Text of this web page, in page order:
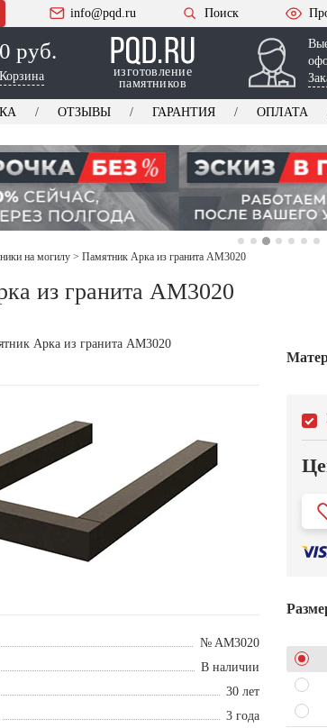
info@pqd.ru Поиск
0 руб.
Корзина
изготовление
памятников
ОТЗЫВЫ ГАРАНТИЯ ОПЛАТА
на могилу > Памятник Арка из гранита AM3020
из гранита AM3020
№ AM3020
В наличии
30 лет
3 года